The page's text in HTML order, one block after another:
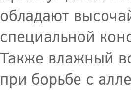
обладают
специальной
Также влажный
при борьбе с